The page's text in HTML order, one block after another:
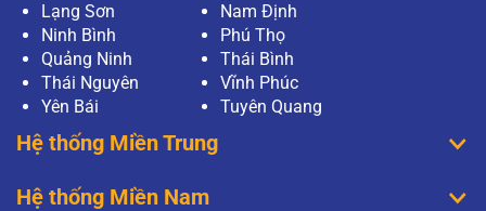
Lạng Sơn
Nam Định
Ninh Bình
Phú Thọ
Quảng Ninh
Thái Bình
Thái Nguyên
Vĩnh Phúc
Yên Bái
Tuyên Quang
Hệ thống Miền Trung
Hệ thống Miền Nam